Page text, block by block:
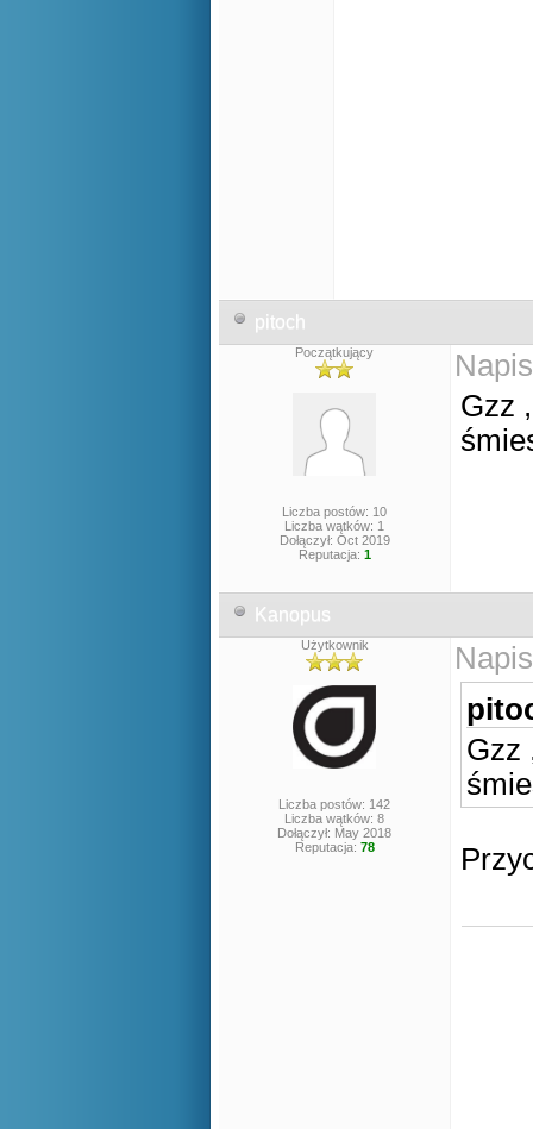
pitoch
Początkujący
Liczba postów: 10
Liczba wątków: 1
Dołączył: Oct 2019
Reputacja: 1
Gzz
Kanopus
Użytkownik
Liczba postów: 142
Liczba wątków: 8
Dołączył: May 2018
Reputacja: 78
Gzz